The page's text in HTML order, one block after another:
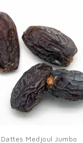
 Aperçu rapide
Dattes Medjoul Jumbo